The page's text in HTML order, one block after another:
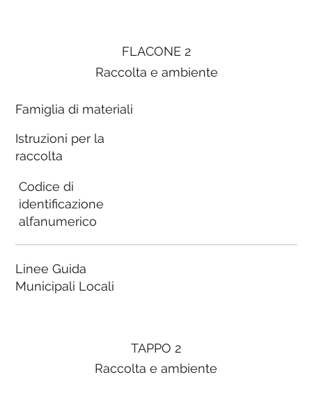
FLACONE 2
Raccolta e ambiente
Famiglia di materiali
Istruzioni per la
raccolta
Codice di
identificazione
alfanumerico
Linee Guida
Municipali Locali
TAPPO 2
Raccolta e ambiente